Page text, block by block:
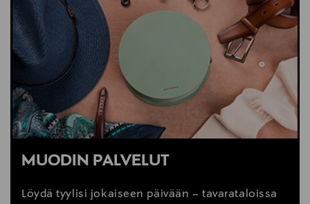
MUODIN PALVELUT
Löydä tyylisi jokaiseen päivään – tavarataloissa